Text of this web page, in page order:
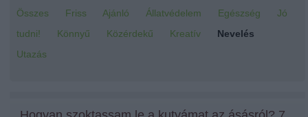
Összes Friss Ajánló Állatvédelem Egészség
Jó
tudni!
Könnyű Közérdekű Kreatív
Nevelés
Utazás